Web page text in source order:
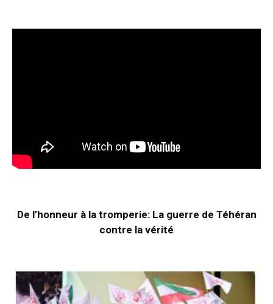
De l’honneur à la tromperie: La guerre de Téhéran
contre la vérité